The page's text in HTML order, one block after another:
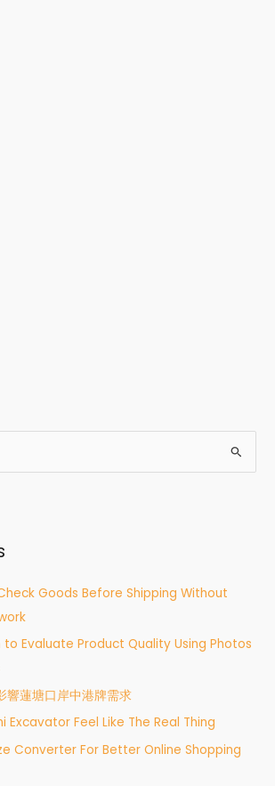
Goods Before Shipping Without
to Evaluate Product Quality Using Photos
響蓮塘口岸中港牌需求
Excavator Feel Like The Real Thing
Converter For Better Online Shopping